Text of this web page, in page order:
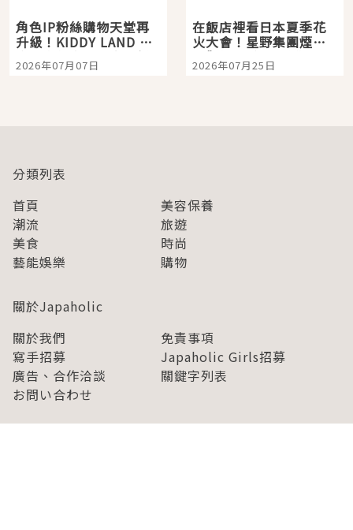
角色IP粉絲購物天堂再
升級！KIDDY LAND 原
宿店吉伊卡哇迎客，新
開幕 OMOKADO 店3分
2026年07月07日
在飯店裡看日本夏季花
火大會！星野集團煙火
景觀飯店6選，讓你不用
人擠人悠閒欣賞
2026年07月25日
分類列表
首頁
美容保養
潮流
旅遊
美食
時尚
藝能娛樂
購物
關於Japaholic
關於我們
免責事項
寫手招募
Japaholic Girls招募
廣告、合作洽談
關鍵字列表
お問い合わせ